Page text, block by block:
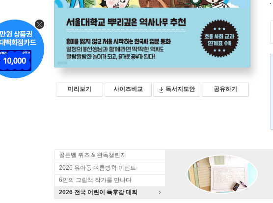
미리보기 사이즈비교 독서지도안 공유하기
골든벨 퀴즈 & 완독챌린지
2026 유아동 여름방학 이벤트
6인의 그림책 작가를 만나다
2026 전국 어린이 독후감 대회